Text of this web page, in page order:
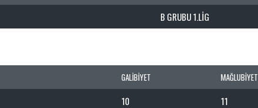
B GRUBU 1.LIG
GALIBIYET MAĞLUBIYET
10 11